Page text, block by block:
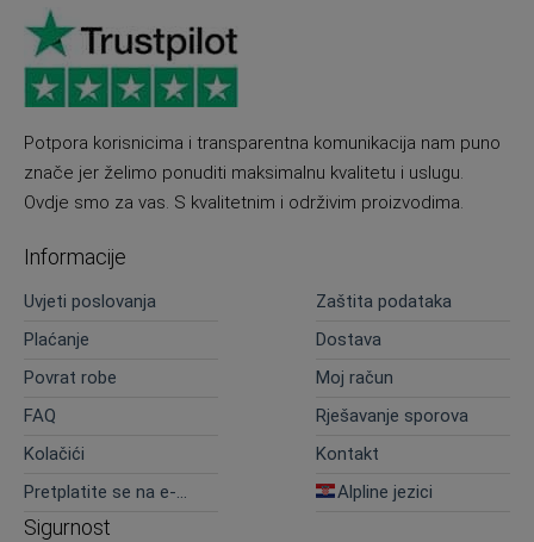
Potpora korisnicima i transparentna komunikacija nam puno
znače jer želimo ponuditi maksimalnu kvalitetu i uslugu.
Ovdje smo za vas. S kvalitetnim i održivim proizvodima.
Informacije
Uvjeti poslovanja
Zaštita podataka
Plaćanje
Dostava
Povrat robe
Moj račun
FAQ
Rješavanje sporova
Kolačići
Kontakt
Pretplatite se na e-
Alpline jezici
Sigurnost